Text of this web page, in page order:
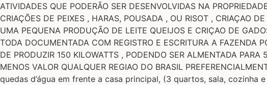
ATIVIDADES QUE PODERÃO SER DESENVOLVIDAS NA
CRIAÇÕES DE PEIXES , HARAS, POUSADA , OU RISOT , CRIAÇAO
UMA PEQUENA PRODUÇÃO DE LEITE QUEIJOS E CRIÇAO DE
TODA DOCUMENTADA COM REGISTRO E ESCRITURA A FAZENDA
DE PRODUZIR 150 KILOWATTS , PODENDO SER ALMENTADA
MENOS VALOR QUALQUER REGIAO DO BRASIL
quedas d’água em frente a casa principal, (3 quartos, sala,